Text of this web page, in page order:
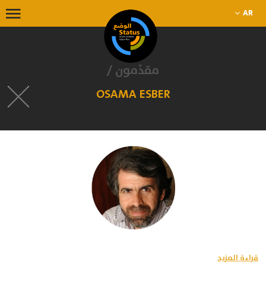
AR
مقدِّمون /
OSAMA ESBER
قراءة المزيد